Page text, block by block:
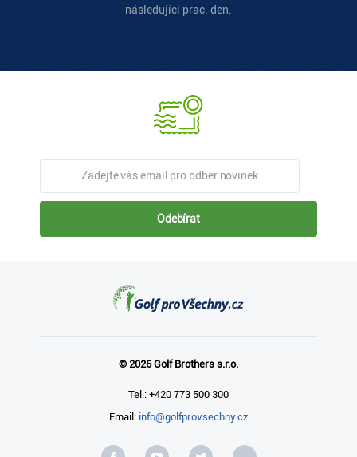
následujíci prac. den.
Odebírat
© 2026 Golf Brothers s.r.o.
Tel.: +420 773 500 300
Email: info@golfprovsechny.cz